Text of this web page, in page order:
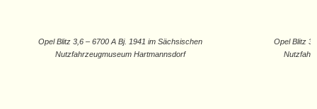
Opel Blitz 3,6 – 6700 A Bj. 1941 im Sächsischen
Nutzfahrzeugmuseum Hartmannsdorf
Opel Blitz